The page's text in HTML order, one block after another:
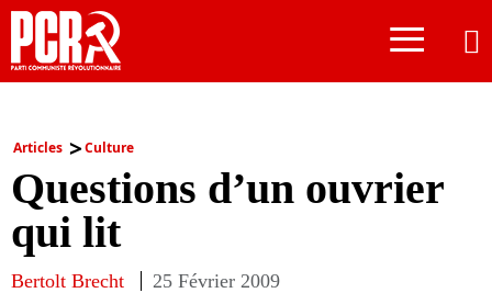
≡
Articles Culture
Questions d’un ouvrier
qui lit
Bertolt Brecht 25 Février 2009